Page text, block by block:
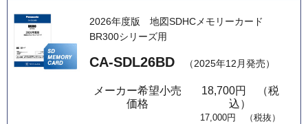
2026年度版地図SDHCメモリーカード
BR300シリーズ用
CA-SDL26BD （2025年12月発売）
メーカー希望小売
価格
18,700円 （税
込）
17,000円 （税抜）